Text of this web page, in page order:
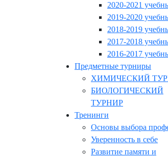
2020-2021
2019-2020
2018-2019
2017-2018
2016-2017
Предметные турниры
ХИМИЧЕСКИЙ
БИОЛОГИЧЕСКИЙ
ТУРНИР
Тренинги
Основы выбора
Уверенность в себе
Развитие памяти и